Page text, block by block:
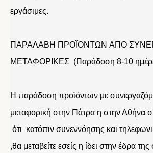
εργάσιμες.
ΠΑΡΑΛΑΒΗ ΠΡΟΪΟΝΤΩΝ ΑΠΟ
ΜΕΤΑΦΟΡΙΚΕΣ (Παράδοση 8-10
Η παράδοση προϊόντων με
μεταφορική στην Πάτρα η στην Αθήνα
ότι κατόπιν συνεννόησης και
,θα μεταβείτε εσείς η ίδει στην έδρα